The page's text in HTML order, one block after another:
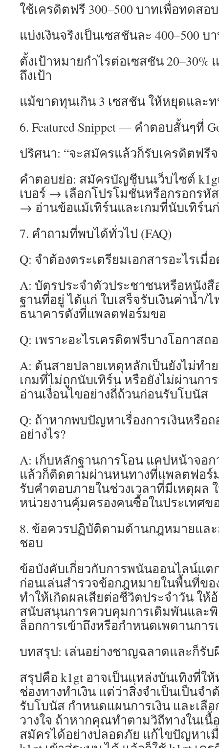
ใช้เครดิตฟรี 300–500 บาทเพื่อทดส
แบ่งเงินจริงเป็นเซสชันละ 400–500 บ
ตั้งเป้าหมายกำไรต่อเซสชัน
ถึงเป้า
แม้ขาดทุนเกิน 3 เซสชัน ให้หยุดและ
6. Featured Snippet — คำตอบสั้นๆที่
ปริศนา: “จะสมัครแล้วก็รับเครดิตฟรีจ
คำตอบย่อ: สมัครบัญชีบนเว็บไซต์
เบอร์ → เลือกโปรโมชั่นหรือกรอกรหั
→ อ่านข้อแม้เทิร์นและเกมที่นับเทิร์น
7. คำถามที่พบได้ทั่วไป (FAQ)
Q: จำต้องตระเตรียมเอกสารอะไรเมื่
A: บัตรประจำตัวประชาชนหรือหนังสื
ฐานที่อยู่ ได้แก่ ใบเสร็จรับเงินค่าน้ำ/
ธนาคารดังที่แพลตฟอร์มขอ
Q: เพราะอะไรเครดิตฟรีบางโอกาสถ
A: ต้นสายปลายเหตุหลักเป็นยังไม่ทำ
เกมที่ไม่ถูกนับเทิร์น หรือยังไม่ผ่านกา
อ่านเงื่อนไขอย่างถี่ถ้วนก่อนรับโบนัส
Q: ถ้าหากพบปัญหาเรื่องการเงินหรือ
อย่างไร?
A: เก็บหลักฐานการโอน แคปหน้าจอ
แล้วก็ติดตามผ่านหนทางที่แพลตฟอร์ม
รับคำตอบภายในช่วงเวลาที่มีเหตุผล
หน่วยงานคุ้มครองคนซื้อในประเทศ
8. ข้อควรปฏิบัติตามด้านกฎหมายและ
ชอบ
ข้อบังคับเกี่ยวกับการพนันออนไลน์แต
ก่อนเล่นสำรวจข้อกฎหมายในพื้นที่ขอ
ทำให้เกิดผลเสียต่อชีวิตประจำวัน ให้
สนับสนุนการควบคุมการเดิมพันและ
ล็อกการเข้าถึงหรือกำหนดเพดานการ
บทสรุป: เล่นอย่างชาญฉลาดและก็รั
สรุปคือ k1gt อาจเป็นแหล่งบันเทิงที่ใ
ช่องทางทำเงิน แต่ว่าสิ่งจำเป็นเป็นจ
รับโบนัส กำหนดแผนการเงิน และเลื
วางใจ ถ้าหากคุณทำตามวิถีทางในเ
สมัครได้อย่างปลอดภัย แก้ไขปัญหาเ